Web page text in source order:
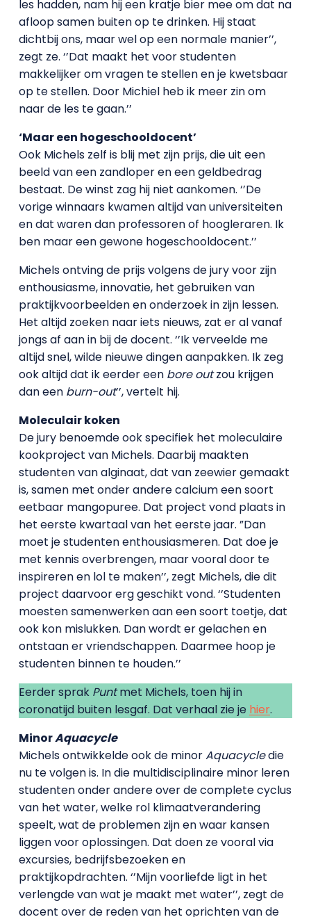
les hadden, nam hij een kratje bier mee om dat na
afloop samen buiten op te drinken. Hij staat
dichtbij ons, maar wel op een normale manier’’,
zegt ze. ‘’Dat maakt het voor studenten
makkelijker om vragen te stellen en je kwetsbaar
op te stellen. Door Michiel heb ik meer zin om
naar de les te gaan.’’
‘Maar een hogeschooldocent’
Ook Michels zelf is blij met zijn prijs, die uit een
beeld van een zandloper en een geldbedrag
bestaat. De winst zag hij niet aankomen. ‘’De
vorige winnaars kwamen altijd van universiteiten
en dat waren dan professoren of hoogleraren. Ik
ben maar een gewone hogeschooldocent.’’
Michels ontving de prijs volgens de jury voor zijn
enthousiasme, innovatie, het gebruiken van
praktijkvoorbeelden en onderzoek in zijn lessen.
Het altijd zoeken naar iets nieuws, zat er al vanaf
jongs af aan in bij de docent. ‘’Ik verveelde me
altijd snel, wilde nieuwe dingen aanpakken. Ik zeg
ook altijd dat ik eerder een bore outzou krijgen
dan een burn-out’’, vertelt hij.
Moleculair koken
De jury benoemde ook specifiek het moleculaire
kookproject van Michels. Daarbij maakten
studenten van alginaat, dat van zeewier gemaakt
is, samen met onder andere calcium een soort
eetbaar mangopuree. Dat project vond plaats in
het eerste kwartaal van het eerste jaar. ”Dan
moet je studenten enthousiasmeren. Dat doe je
met kennis overbrengen, maar vooral door te
inspireren en lol te maken’’, zegt Michels, die dit
project daarvoor erg geschikt vond. ‘’Studenten
moesten samenwerken aan een soort toetje, dat
ook kon mislukken. Dan wordt er gelachen en
ontstaan er vriendschappen. Daarmee hoop je
studenten binnen te houden.’’
Eerder sprak Puntmet Michels, toen hij in
coronatijd buiten lesgaf. Dat verhaal zie je hier.
MinorAquacycle
Michels ontwikkelde ook de minorAquacycledie
nu te volgen is. In die multidisciplinaire minor leren
studenten onder andere over de complete cyclus
van het water, welke rol klimaatverandering
speelt, wat de problemen zijn en waar kansen
liggen voor oplossingen. Dat doen ze vooral via
excursies, bedrijfsbezoeken en
praktijkopdrachten. ‘’Mijn voorliefde ligt in het
verlengde van wat je maakt met water’’, zegt de
docent over de reden van het oprichten van de